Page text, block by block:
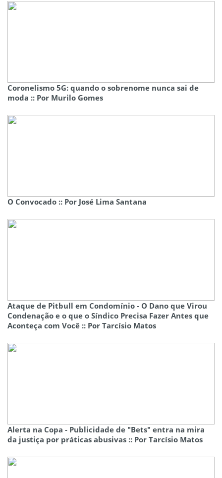
Coronelismo 5G: quando o sobrenome nunca sai de
moda :: Por Murilo Gomes
O Convocado :: Por José Lima Santana
Ataque de Pitbull em Condomínio - O Dano que Virou
Condenação e o que o Síndico Precisa Fazer Antes que
Aconteça com Você :: Por Tarcísio Matos
Alerta na Copa - Publicidade de "Bets" entra na mira
da justiça por práticas abusivas :: Por Tarcísio Matos